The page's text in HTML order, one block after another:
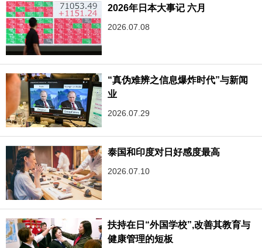
2026年日本大事记 六月
2026.07.08
“真伪难辨之信息爆炸时代”与新闻
业
2026.07.29
泰国和印度对日好感度最高
2026.07.10
扶持在日“外国学校”,改善其教育与
健康管理的短板